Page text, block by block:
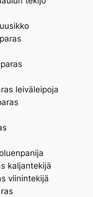
leiväleipoja
kaljantekijä
viinintekijä